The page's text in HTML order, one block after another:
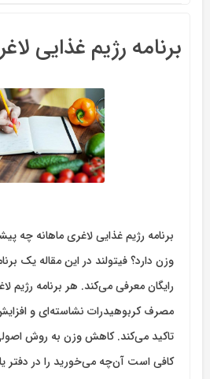
برنامه رژیم غذایی
برنامه رژیم غذایی لاغری ماهانه چه
وزن دارد؟ فیتولند در این مقاله یک
رایگان معرفی می‌کند. هر برنامه رژیم
مصرف کربوهیدرات نشاسته‌ای و
تاکید می‌کند. کاهش وزن به روش
کافی است آن‌چه می‌خورید را در دفتر